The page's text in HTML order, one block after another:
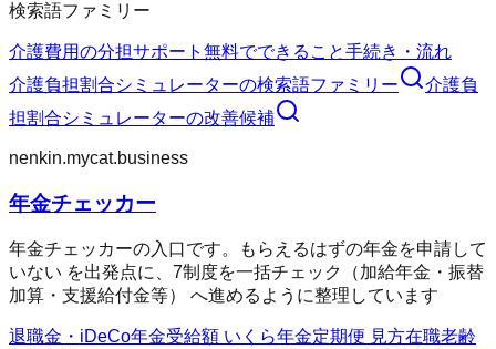
検索語ファミリー
介護費用の分担サポート 無料でできること手続き・流れ
介護負担割合シミュレーターの検索語ファミリー
介護負
担割合シミュレーターの改善候補
nenkin.mycat.business
年金チェッカー
年金チェッカーの入口です。もらえるはずの年金を申請して
いない を出発点に、7制度を一括チェック（加給年金・振替
加算・支援給付金等） へ進めるように整理しています
退職金・iDeCo年金受給額 いくら年金定期便 見方在職老齢